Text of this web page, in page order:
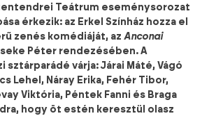
Teátrum eseménysorozat
érkezik: az Erkel Színház hozza el
zenés komédiáját, az Anconai
Péter rendezésében. A
sztárparádé várja: Járai Máté, Vágó
Lehel, Náray Erika, Fehér Tibor,
Viktória, Péntek Fanni és Braga
hogy öt estén keresztül olasz